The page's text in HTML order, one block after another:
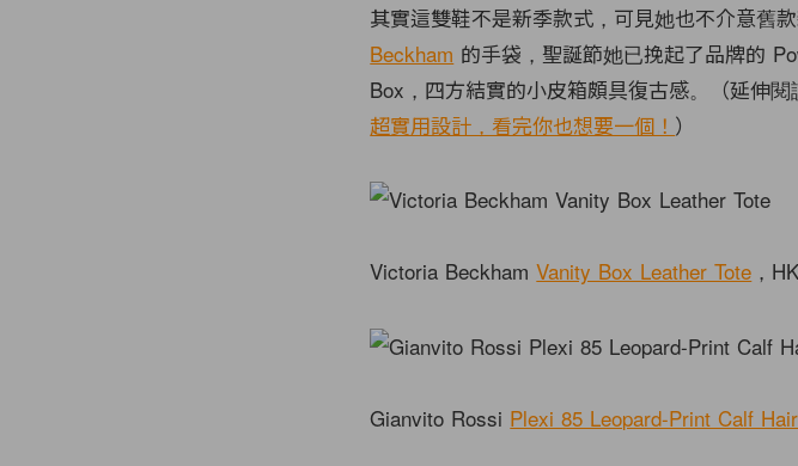
其實這雙鞋不是新季款式，可見她也不介意舊
Beckham 的手袋，聖誕節她已挽起了品牌的
Box，四方結實的小皮箱頗具復古感。（延伸閱
超實用設計，看完你也想要一個！ ）
Victoria BeckhamVanity Box Leather Tote ，
Gianvito Rossi Plexi 85 Leopard-Print Calf